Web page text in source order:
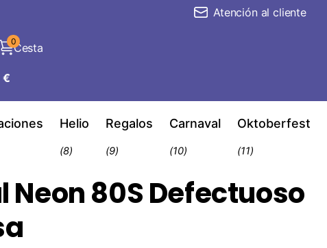
Atención al cliente
Cesta
0
€
Helio
(8)
Regalos
(9)
Carnaval
(10)
Oktoberfest
(11)
Neon 80S Defectuoso